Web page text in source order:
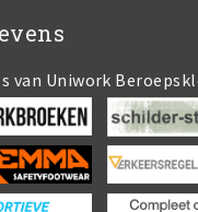
van Uniwork